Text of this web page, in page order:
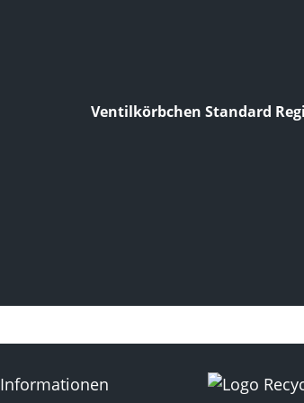
Ventilkörbchen Standard
Informationen